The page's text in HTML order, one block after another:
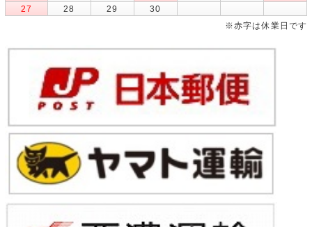
27
28 29
30
※赤字は休業日です